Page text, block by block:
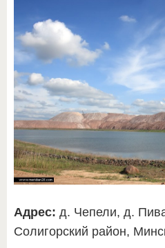
Адрес: д. Чепели, д.
Солигорский район,